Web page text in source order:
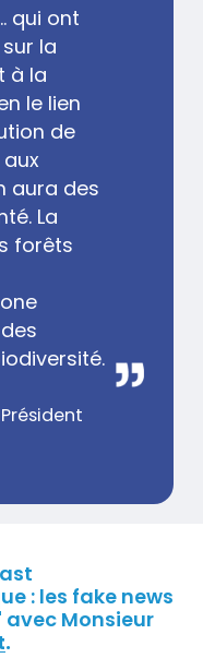
qui ont
la
à la
le lien
de
aura des
La
forêts
: les fake news
Monsieur
.